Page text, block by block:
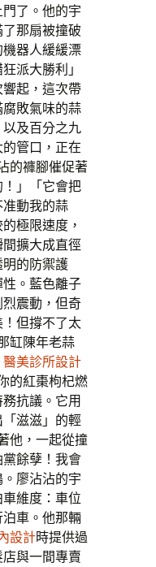
了。他的宇
那扇被撞破
器人緩緩漂
派大勝利」
起，這次帶
腐敗氣味的蒜
及百分之九
管口，正在
的褲腳催促著
」「它會把
動我的蒜
極限速度，
擴大成直徑
的防禦護
。藍色離子
震動，但奇
但撐不了太
缸陳年老蒜
醫美診所設計
的紅棗枸杞燃
抗議。它用
滋滋」的輕
他，一起從撞
餘孽！我會
廖沾沾的宇
維度：車位
車。他那輛
設計時提供過
與一間專賣